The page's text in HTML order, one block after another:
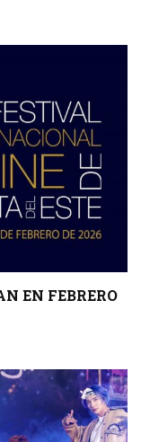
EN FEBRERO